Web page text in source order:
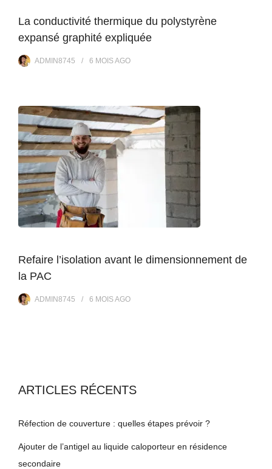
La conductivité thermique du polystyrène
expansé graphité expliquée
ADMIN8745 6 MOISAGO
Refaire l’isolation avant le dimensionnement de
la PAC
ADMIN8745 6 MOISAGO
ARTICLES RÉCENTS
Réfection de couverture : quelles étapes prévoir ?
Ajouter de l’antigel au liquide caloporteur en résidence
secondaire